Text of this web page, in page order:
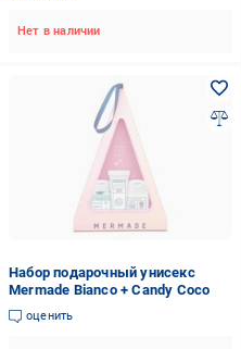
Нет в наличии
Набор подарочный унисекс
Mermade Bianco + Candy Coco
оценить